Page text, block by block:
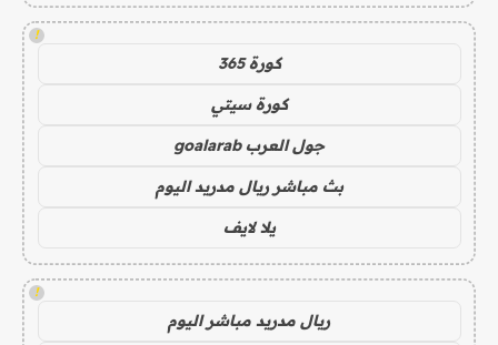
!
كورة 365
كورة سيتي
جول العرب goalarab
بث مباشر ريال مدريد اليوم
يلا لايف
!
ريال مدريد مباشر اليوم